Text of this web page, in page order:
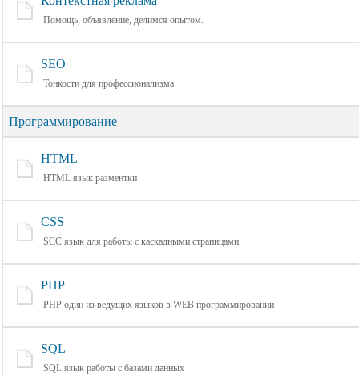
Помощь, объявление, делимся опытом.
SEO
Тонкости для профессионализма
Программирование
HTML
HTML язык разментки
CSS
SCC язык для работы с каскадными страницами
PHP
PHP один из ведущих языков в WEB программировании
SQL
SQL язык работы с базами данных